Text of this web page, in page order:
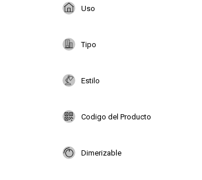
Uso
Tipo
Estilo
Codigo del Producto
Dimerizable